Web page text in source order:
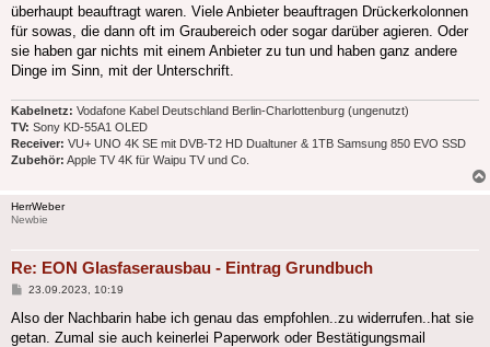
überhaupt beauftragt waren. Viele Anbieter beauftragen Drückerkolonnen
für sowas, die dann oft im Graubereich oder sogar darüber agieren. Oder
sie haben gar nichts mit einem Anbieter zu tun und haben ganz andere
Dinge im Sinn, mit der Unterschrift.
Kabelnetz: Vodafone Kabel Deutschland Berlin-Charlottenburg (ungenutzt)
TV: Sony KD-55A1 OLED
Receiver: VU+ UNO 4K SE mit DVB-T2 HD Dualtuner & 1TB Samsung 850 EVO SSD
Zubehör: Apple TV 4K für Waipu TV und Co.
HerrWeber
Newbie
Re: EON Glasfaserausbau - Eintrag Grundbuch
Beitrag
23.09.2023, 10:19
Also der Nachbarin habe ich genau das empfohlen..zu widerrufen..hat sie
getan. Zumal sie auch keinerlei Paperwork oder Bestätigungsmail